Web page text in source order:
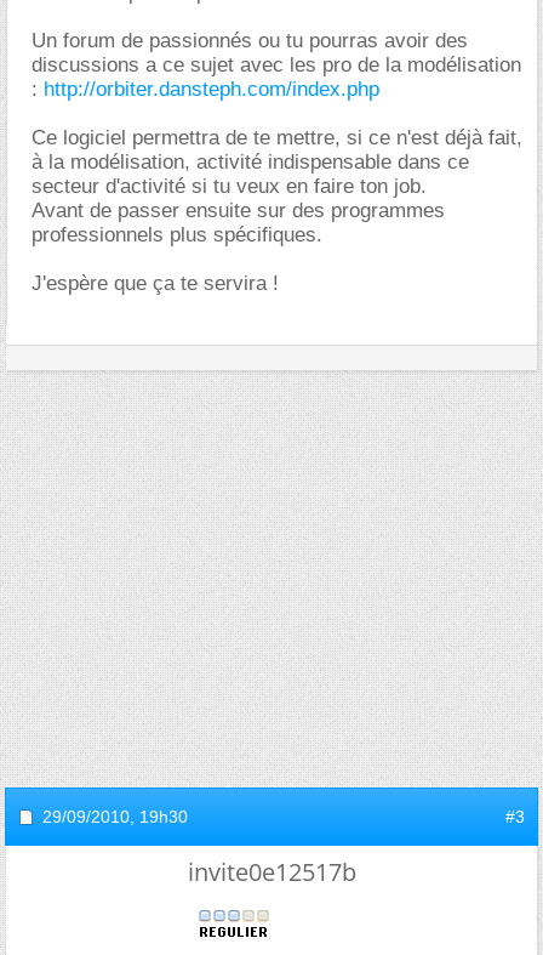
Un forum de passionnés ou tu pourras avoir des
discussions a ce sujet avec les pro de la modélisation
: http://orbiter.dansteph.com/index.php
Ce logiciel permettra de te mettre, si ce n'est déjà fait,
à la modélisation, activité indispensable dans ce
secteur d'activité si tu veux en faire ton job.
Avant de passer ensuite sur des programmes
professionnels plus spécifiques.
J'espère que ça te servira !
29/09/2010, 19h30 #3
invite0e12517b